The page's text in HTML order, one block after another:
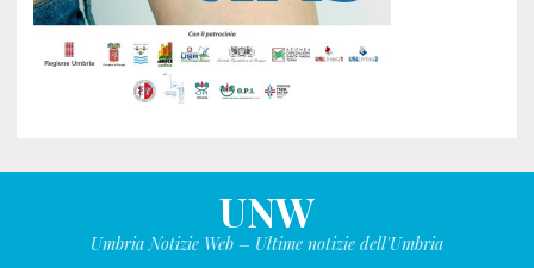
UNW
Umbria Notizie Web – Ultime notizie dell'Umbria